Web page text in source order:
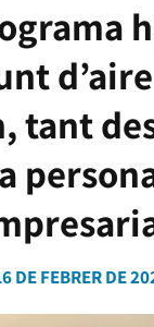
tant
DE FEBRER DE